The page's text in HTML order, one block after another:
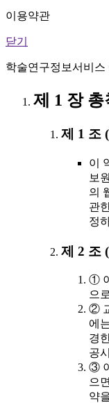
이용약관
닫기
학술연구정보서비스
제 1 장 총
제 1 조
이
보
의
관
정
제 2 조
①
으
②
에
경
공
③
으
약